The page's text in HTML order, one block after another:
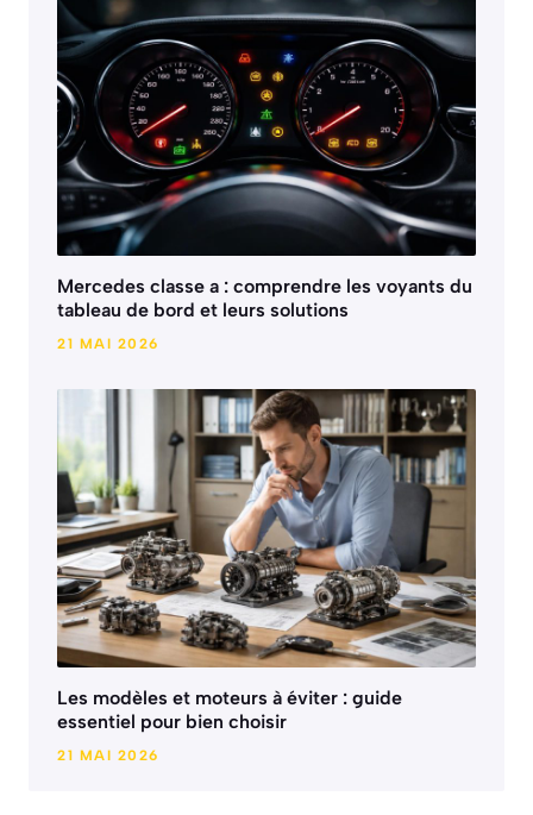
Mercedes classe a : comprendre les voyants du
tableau de bord et leurs solutions
21 MAI 2026
Les modèles et moteurs à éviter : guide
essentiel pour bien choisir
21 MAI 2026